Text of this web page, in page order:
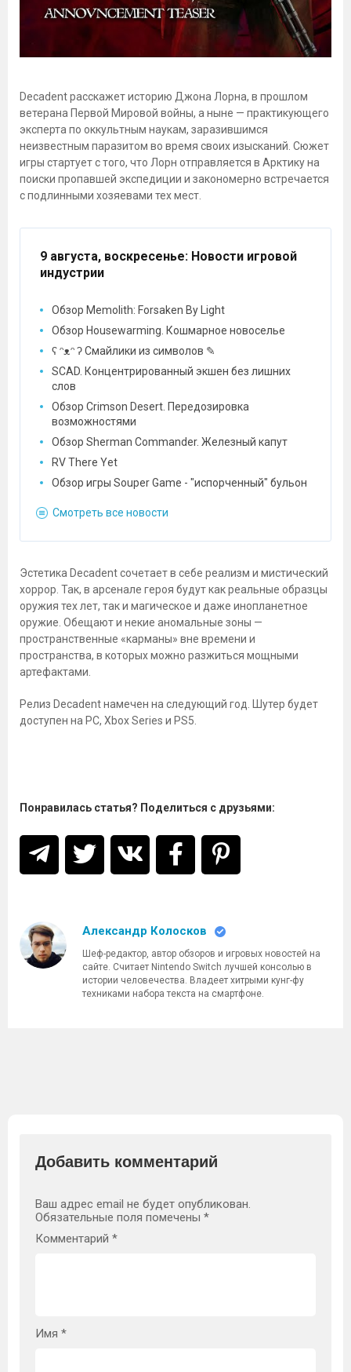
Decadent расскажет историю Джона Лорна, в прошлом
ветерана Первой Мировой войны, а ныне — практикующего
эксперта по оккультным наукам, заразившимся
неизвестным паразитом во время своих изысканий. Сюжет
игры стартует с того, что Лорн отправляется в Арктику на
поиски пропавшей экспедиции и закономерно встречается
с подлинными хозяевами тех мест.
9 августа, воскресенье: Новости игровой
индустрии
Обзор Memolith: Forsaken By Light
Обзор Housewarming. Кошмарное новоселье
ʕ ᵔᴥᵔ ʔ Смайлики из символов ✎
SCAD. Концентрированный экшен без лишних
слов
Обзор Crimson Desert. Передозировка
возможностями
Обзор Sherman Commander. Железный капут
RV There Yet
Обзор игры Souper Game - "испорченный" бульон
Смотреть все новости
Эстетика Decadent сочетает в себе реализм и мистический
хоррор. Так, в арсенале героя будут как реальные образцы
оружия тех лет, так и магическое и даже инопланетное
оружие. Обещают и некие аномальные зоны —
пространственные «карманы» вне времени и
пространства, в которых можно разжиться мощными
артефактами.
Релиз Decadent намечен на следующий год. Шутер будет
доступен на PC, Xbox Series и PS5.
Понравилась статья? Поделиться с друзьями:
Александр Колосков
Шеф-редактор, автор обзоров и игровых новостей на
сайте. Считает Nintendo Switch лучшей консолью в
истории человечества. Владеет хитрыми кунг-фу
техниками набора текста на смартфоне.
Добавить комментарий
Ваш адрес email не будет опубликован.
Обязательные поля помечены *
Комментарий *
Имя *